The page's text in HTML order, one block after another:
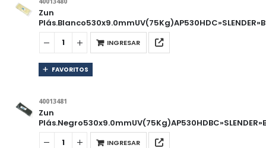
Zun
INGRESAR
FAVORITOS
40013481
Zun
INGRESAR